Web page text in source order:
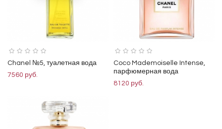
Chanel №5, туалетная вода
7560 руб.
Coco Mademoiselle Intense,
парфюмерная вода
8120 руб.